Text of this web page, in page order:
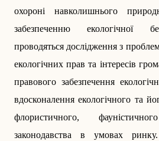
охороні навколишнього
забезпеченню екологічної
проводяться дослідження з
екологічних прав та інтересів
правового забезпечення
вдосконалення екологічного та
флористичного,
законодавства в умовах